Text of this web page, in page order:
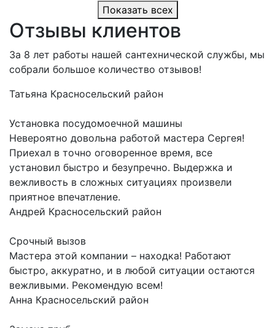
Показать всех
Отзывы клиентов
За 8 лет работы нашей сантехнической службы, мы
собрали большое количество отзывов!
Татьяна Красносельский район
Установка посудомоечной машины
Невероятно довольна работой мастера Сергея!
Приехал в точно оговоренное время, все
установил быстро и безупречно. Выдержка и
вежливость в сложных ситуациях произвели
приятное впечатление.
Андрей Красносельский район
Срочный вызов
Мастера этой компании – находка! Работают
быстро, аккуратно, и в любой ситуации остаются
вежливыми. Рекомендую всем!
Анна Красносельский район